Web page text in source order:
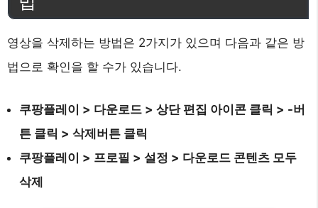
영상을 삭제하는 방법은 2가지가 있으며 다음과 같은 방
법으로 확인을 할 수가 있습니다.
쿠팡플레이 > 다운로드 > 상단 편집 아이콘 클릭 > -버
튼 클릭 > 삭제버튼 클릭
쿠팡플레이 > 프로필 > 설정 > 다운로드 콘텐츠 모두
삭제